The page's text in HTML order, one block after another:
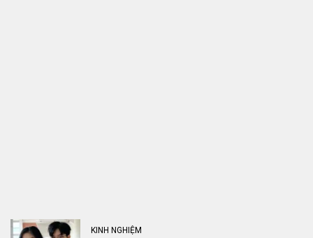
KINH NGHIỆM